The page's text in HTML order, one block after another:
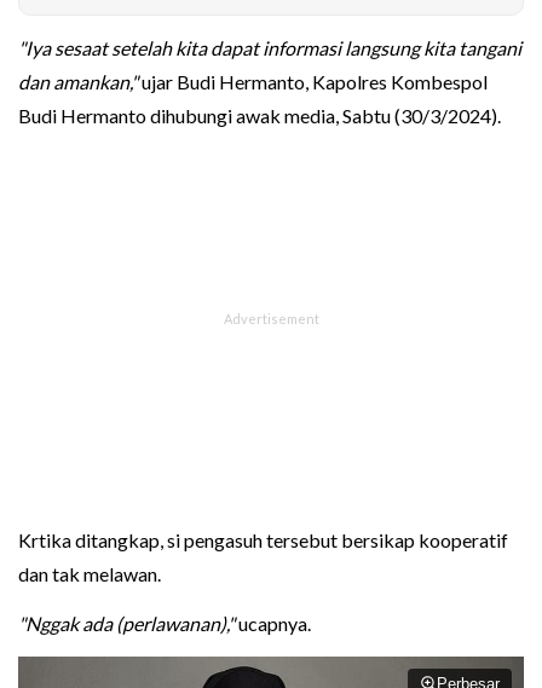
"Iya sesaat setelah kita dapat informasi langsung kita tangani
dan amankan,"ujar Budi Hermanto, Kapolres Kombespol
Budi Hermanto dihubungi awak media, Sabtu (30/3/2024).
Krtika ditangkap, si pengasuh tersebut bersikap kooperatif
dan tak melawan.
"Nggak ada (perlawanan),"ucapnya.
Perbesar